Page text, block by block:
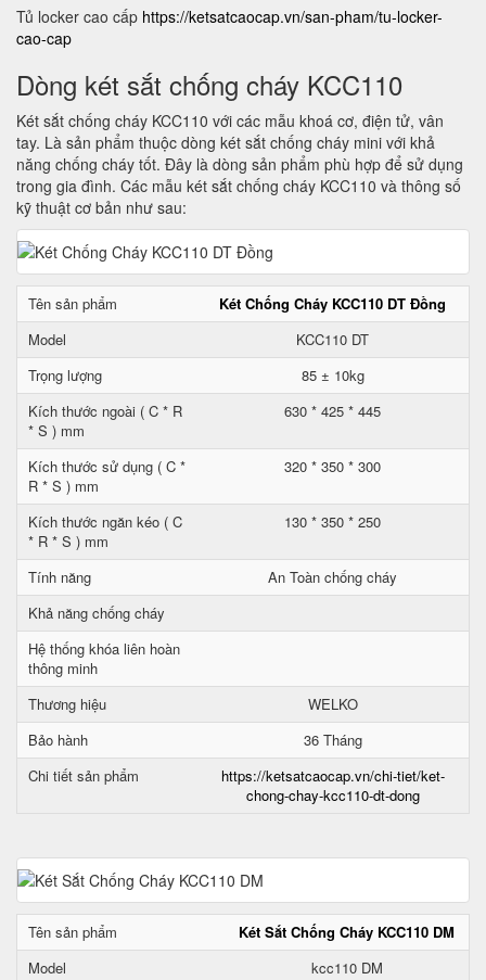
Tủ locker cao cấp https://ketsatcaocap.vn/san-pham/tu-locker-
cao-cap
Dòng két sắt chống cháy KCC110
Két sắt chống cháy KCC110 với các mẫu khoá cơ, điện tử, vân
tay. Là sản phẩm thuộc dòng két sắt chống cháy mini với khả
năng chống cháy tốt. Đây là dòng sản phẩm phù hợp để sử dụng
trong gia đình. Các mẫu két sắt chống cháy KCC110 và thông số
kỹ thuật cơ bản như sau:
Tên sản phẩm
Két Chống Cháy KCC110 DT Đồng
Model
KCC110 DT
Trọng lượng
85 ± 10kg
Kích thước ngoài ( C * R
* S ) mm
630 * 425 * 445
Kích thước sử dụng ( C *
R * S ) mm
320 * 350 * 300
Kích thước ngăn kéo ( C
* R * S ) mm
130 * 350 * 250
Tính năng
An Toàn chống cháy
Khả năng chống cháy
Hệ thống khóa liên hoàn
thông minh
Thương hiệu
WELKO
Bảo hành
36 Tháng
Chi tiết sản phẩm
https://ketsatcaocap.vn/chi-tiet/ket-
chong-chay-kcc110-dt-dong
Tên sản phẩm
Két Sắt Chống Cháy KCC110 DM
Model
kcc110 DM